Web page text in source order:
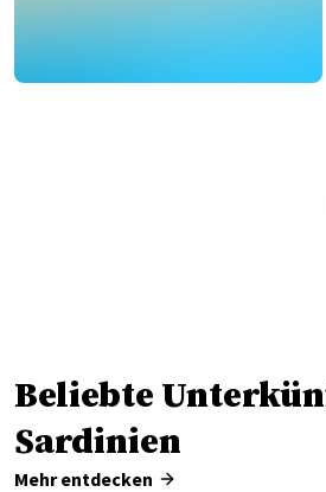
Beliebte
Sardinien
Mehr entdecken